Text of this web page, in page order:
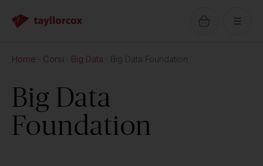
Home Corsi Big Data Big Data Foundation
Big Data
Foundation